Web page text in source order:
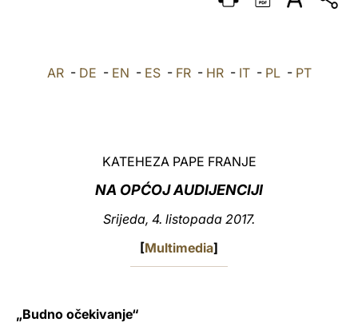
DEUTSCH
العربيّة AR- DE - EN - ES- FR- HR- IT- PL- PT
KATEHEZA PAPE FRANJE
NA OPĆOJ AUDIJENCIJI
Srijeda, 4. listopada 2017.
[Multimedia]
„Budno očekivanje“